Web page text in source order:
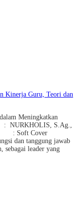
Kinerja Guru, Teori dan
Meningkatkan
NURKHOLIS, S.Ag.,
Soft Cover
dan tanggung jawab
sebagai leader yang